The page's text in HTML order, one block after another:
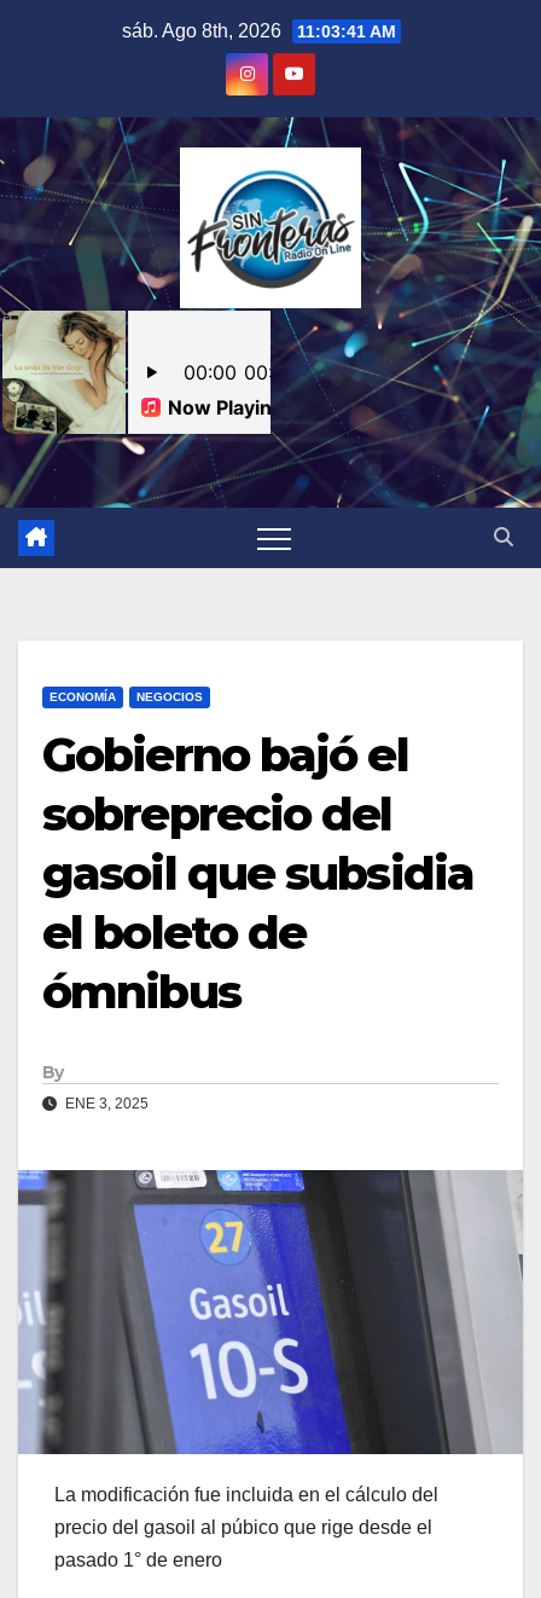
sáb. Ago 8th, 2026 11:03:42 AM
ECONOMÍA NEGOCIOS
Gobierno bajó el
sobreprecio del
gasoil que subsidia
el boleto de
ómnibus
By
ENE 3, 2025
La modificación fue incluida en el cálculo del
precio del gasoil al púbico que rige desde el
pasado 1° de enero